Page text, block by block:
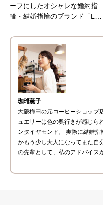
ーフにしたオシャレな婚約指
輪・結婚指輪のブランド「L…
珈琲薫子
大阪梅田の元コーヒーショップ
ュエリーは色の奥行きが感じら
ンダイヤモンド。 実際に結婚指
かもう少し大人になってまた自
の先輩として、私のアドバイス